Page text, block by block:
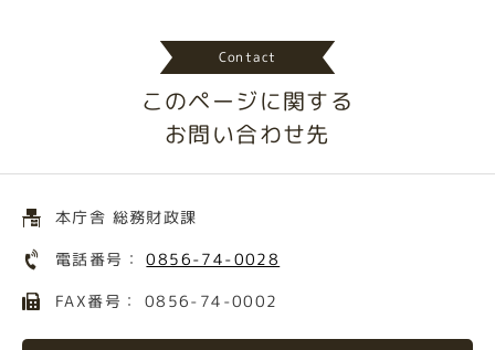
Contact
このページに関する
お問い合わせ先
本庁舎 総務財政課
電話番号：0856-74-0028
FAX番号： 0856-74-0002